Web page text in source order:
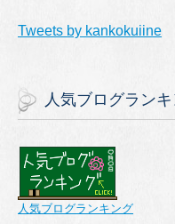
Tweets by kankokuiine
人気ブログラン
人気ブログランキング